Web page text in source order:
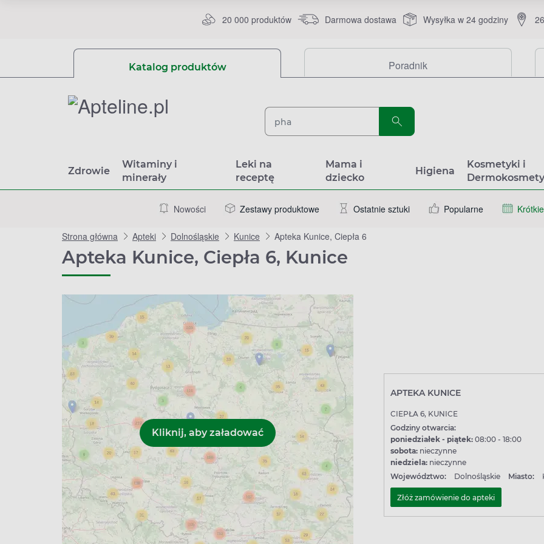
20 000 produktów Darmowa dostawa Wysyłka w 24 godziny
Katalog produktów Poradnik
Zdrowie
Witaminy i
minerały
Leki na
receptę
Mama i
dziecko
Higiena
Kosmetyki i
Nowości Zestawy produktowe Ostatnie sztuki Popularne
Strona główna Apteki Dolnośląskie Kunice Apteka Kunice, Ciepła 6
Apteka Kunice, Ciepła 6, Kunice
APTEKA KUNICE
CIEPŁA 6, KUNICE
Godziny otwarcia:
poniedziałek - piątek: 08:00 - 18:00
sobota: nieczynne
niedziela: nieczynne
Województwo:
Dolnośląskie Miasto:
Złóż zamówienie do apteki